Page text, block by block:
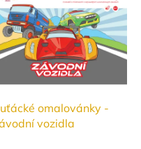
omalovánky -
vozidla